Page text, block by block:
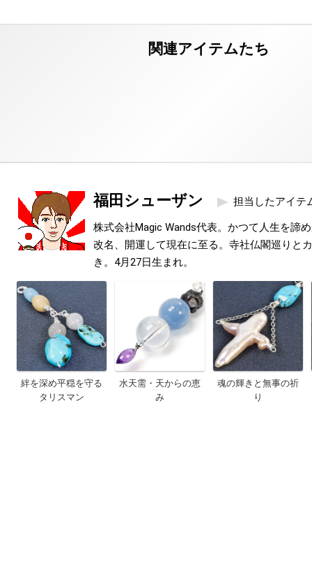
福田シューザン 担当したアイテ
株式会社Magic Wands代表。かつて人生を諦
改名、開運して現在に至る。寺社仏閣巡りと
き。4月27日生まれ。
絆を深め平穏を守る
タリスマン
水天需・天からの恵
み
魂の輝きと無事の祈
り